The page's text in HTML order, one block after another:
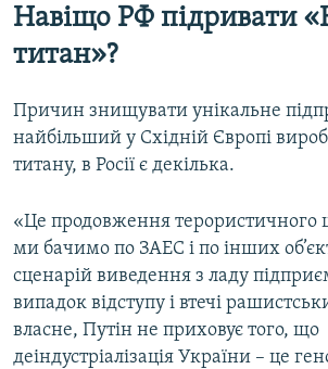
Навіщо РФ підривати
титан»?
Причин знищувати унікальне
найбільший у Східній Європі
титану, в Росії є декілька.
«Це продовження
ми бачимо по ЗАЕС і по інших
сценарій виведення з ладу
випадок відступу і втечі
власне, Путін не приховує того, що
деіндустріалізація України – це